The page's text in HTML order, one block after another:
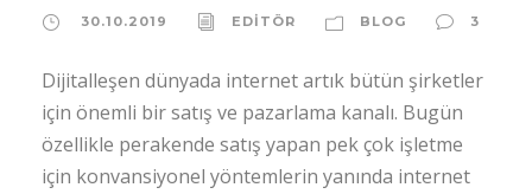
30.10.2019 EDİTÖR BLOG 3
Dijitalleşen dünyada internet artık bütün şirketler
için önemli bir satış ve pazarlama kanalı. Bugün
özellikle perakende satış yapan pek çok işletme
için konvansiyonel yöntemlerin yanında internet